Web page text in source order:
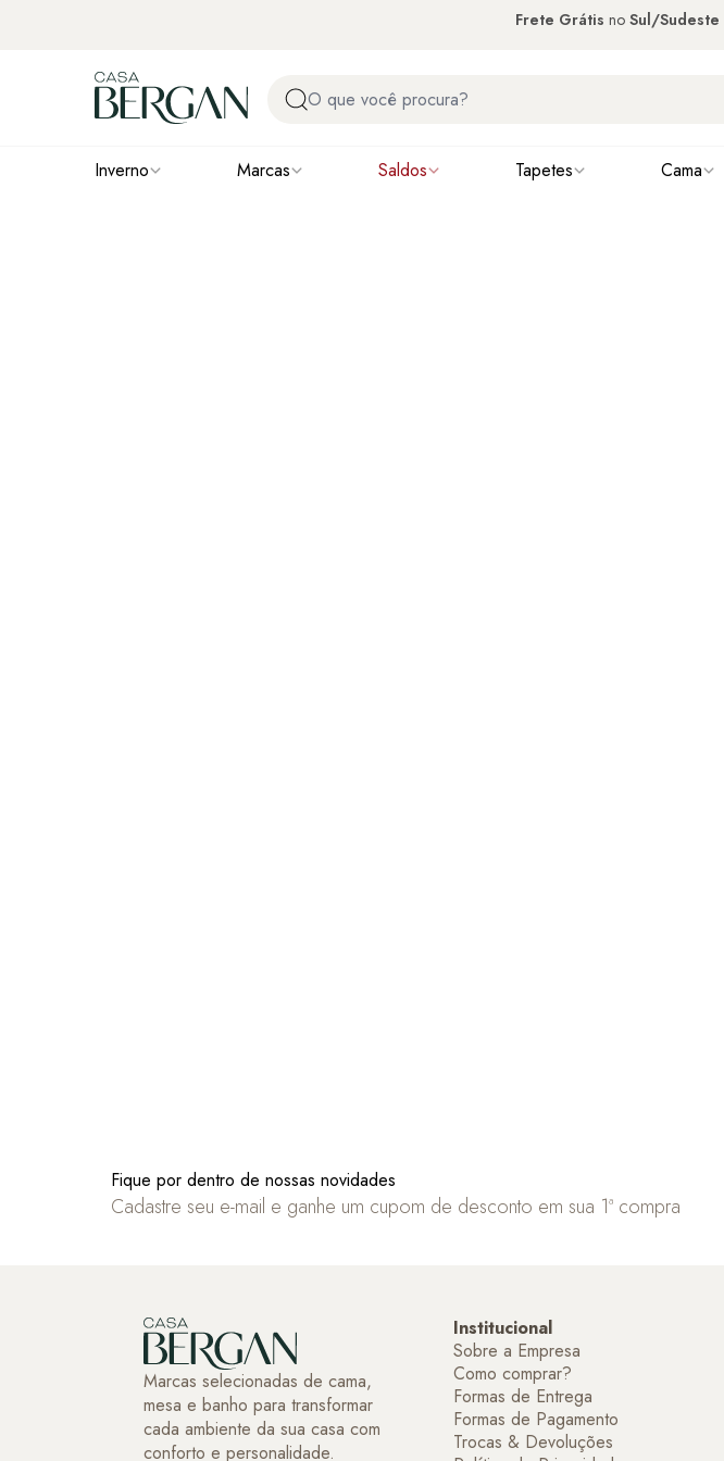
Frete Grátis no Sul/Sudeste
Inverno Marcas Saldos Tapetes Cama
Fique por dentro de nossas novidades
Cadastre seu e-mail e ganhe um cupom de desconto em sua 1ª compra
Marcas selecionadas de cama,
mesa e banho para transformar
cada ambiente da sua casa com
conforto e personalidade.
Institucional
Sobre a Empresa
Como comprar?
Formas de Entrega
Formas de Pagamento
Trocas & Devoluções